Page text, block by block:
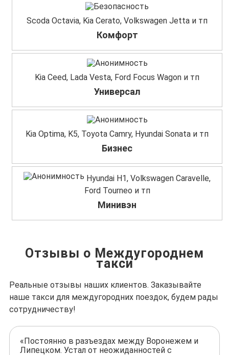
Scoda Octavia, Kia Cerato, Volkswagen Jetta и тп
Комфорт
Kia Ceed, Lada Vesta, Ford Focus Wagon и тп
Универсал
Kia Optima, K5, Toyota Camry, Hyundai Sonata и тп
Бизнес
Hyundai H1, Volkswagen Caravelle,
Ford Tourneo и тп
Минивэн
Отзывы о Междугороднем
такси
Реальные отзывы наших клиентов. Заказывайте
наше такси для междугородних поездок, будем рады
сотрудничеству!
«Постоянно в разъездах между Воронежем и
Липецком. Устал от неожиданностей с